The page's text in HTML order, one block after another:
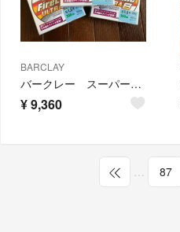
BARCLAY
バークレー スーパーファイヤーライン ウルトラ8 1.5号 300m ３個セット
¥9,360
… 87